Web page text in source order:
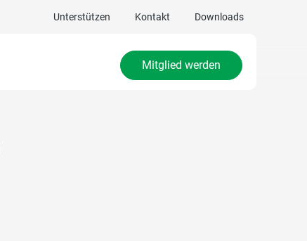
Unterstützen Kontakt Downloads
Mitglied werden